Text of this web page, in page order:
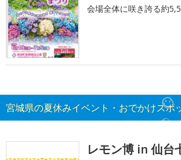
会場全体に咲き誇る約
宮城県の夏休みイベント・おでかけスポ
レモン博 in 仙台